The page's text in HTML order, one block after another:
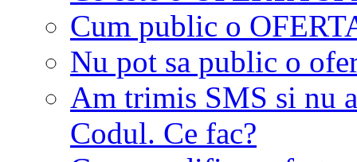
Cum public o
Nu pot sa public o
Am trimis SMS si nu
Codul. Ce fac?